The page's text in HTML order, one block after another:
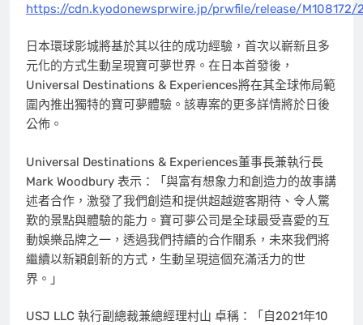
https://cdn.kyodonewsprwire.jp/prwfile/release/
日本環球影城將基於其以往的成功經驗，首次以嶄新且多
元化的方式生動呈現寶可夢世界。在日本首發後，
Universal Destinations & Experiences將在其全球佈局範
圍內推出獨特的寶可夢體驗。該專案的更多詳情將於日後
公佈。
Universal Destinations & Experiences董事長兼執行長
Mark Woodbury 表示：「與富有想象力和創造力的故事講
述者合作，激發了我們創造和提供超越遊客期待、令人驚
歎的景點與體驗的能力。寶可夢公司是全球最受喜愛的互
動娛樂品牌之一，透過我們持續的合作關系，未來我們將
繼續以新穎創新的方式，生動呈現這個充滿活力的世
界。」
USJ LLC 執行副總裁兼總經理村山 卓稱：「自2021年10